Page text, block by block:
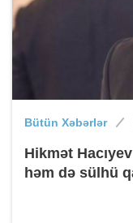
Bütün Xəbərlər
Hikmət
həm də sülhü